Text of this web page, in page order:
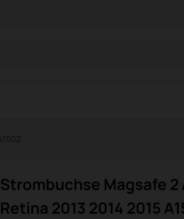
Strombuchse Magsafe 2
Retina 2013 2014 2015